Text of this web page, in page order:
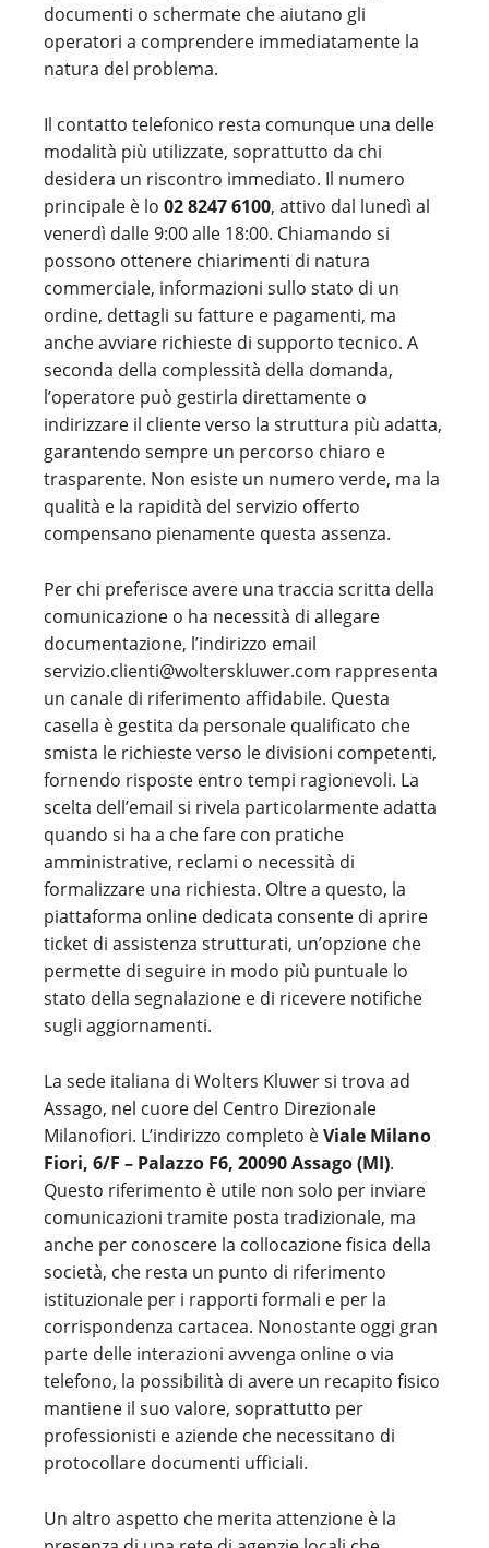
documenti o schermate che aiutano gli
operatori a comprendere immediatamente la
natura del problema.
Il contatto telefonico resta comunque una delle
modalità più utilizzate, soprattutto da chi
desidera un riscontro immediato. Il numero
principale è lo 02 8247 6100, attivo dal lunedì al
venerdì dalle 9:00 alle 18:00. Chiamando si
possono ottenere chiarimenti di natura
commerciale, informazioni sullo stato di un
ordine, dettagli su fatture e pagamenti, ma
anche avviare richieste di supporto tecnico. A
seconda della complessità della domanda,
l’operatore può gestirla direttamente o
indirizzare il cliente verso la struttura più adatta,
garantendo sempre un percorso chiaro e
trasparente. Non esiste un numero verde, ma la
qualità e la rapidità del servizio offerto
compensano pienamente questa assenza.
Per chi preferisce avere una traccia scritta della
comunicazione o ha necessità di allegare
documentazione, l’indirizzo email
servizio.clienti@wolterskluwer.com rappresenta
un canale di riferimento affidabile. Questa
casella è gestita da personale qualificato che
smista le richieste verso le divisioni competenti,
fornendo risposte entro tempi ragionevoli. La
scelta dell’email si rivela particolarmente adatta
quando si ha a che fare con pratiche
amministrative, reclami o necessità di
formalizzare una richiesta. Oltre a questo, la
piattaforma online dedicata consente di aprire
ticket di assistenza strutturati, un’opzione che
permette di seguire in modo più puntuale lo
stato della segnalazione e di ricevere notifiche
sugli aggiornamenti.
La sede italiana di Wolters Kluwer si trova ad
Assago, nel cuore del Centro Direzionale
Milanofiori. L’indirizzo completo èViale Milano
Fiori, 6/F – Palazzo F6, 20090 Assago (MI).
Questo riferimento è utile non solo per inviare
comunicazioni tramite posta tradizionale, ma
anche per conoscere la collocazione fisica della
società, che resta un punto di riferimento
istituzionale per i rapporti formali e per la
corrispondenza cartacea. Nonostante oggi gran
parte delle interazioni avvenga online o via
telefono, la possibilità di avere un recapito fisico
mantiene il suo valore, soprattutto per
professionisti e aziende che necessitano di
protocollare documenti ufficiali.
Un altro aspetto che merita attenzione è la